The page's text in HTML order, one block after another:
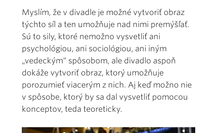
Myslím, že v divadle je možné vytvoriť obraz
týchto síl a ten umožňuje nad nimi premýšľať.
Sú to sily, ktoré nemožno vysvetliť ani
psychológiou, ani sociológiou, ani iným
„vedeckým“ spôsobom, ale divadlo aspoň
dokáže vytvoriť obraz, ktorý umožňuje
porozumieť viacerým z nich. Aj keď možno nie
v spôsobe, ktorý by sa dal vysvetliť pomocou
konceptov, teda teoreticky.